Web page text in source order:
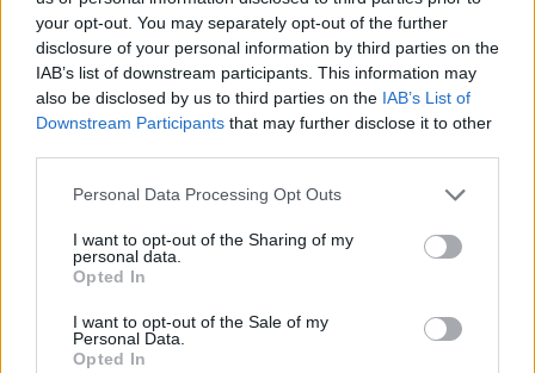
your opt-out. You may separately opt-out of the further
disclosure of your personal information by third parties on the
IAB’s list of downstream participants. This information may
also be disclosed by us to third parties on the IAB’s List of
Downstream Participants that may further disclose it to other
Please note that this website/app uses one or more Google
not limited to your visit or usage behaviour. You may click to
grant or deny consent to Google and its third-party tags to
use your data for below specified purposes in below Google
consent section.
Personal Data Processing Opt Outs
I want to opt-out of the Sharing of my
personal data.
Opted In
I want to opt-out of the Sale of my
Personal Data.
Opted In
ΑΥΤΟΔΙΟΊΚΗΣΗ
Νίκος Χαρδαλιάς: «Μηδενική ανοχή και σε νομικό
επίπεδο για τους υπαίτιους της πυρκαγιάς στη Δυτική